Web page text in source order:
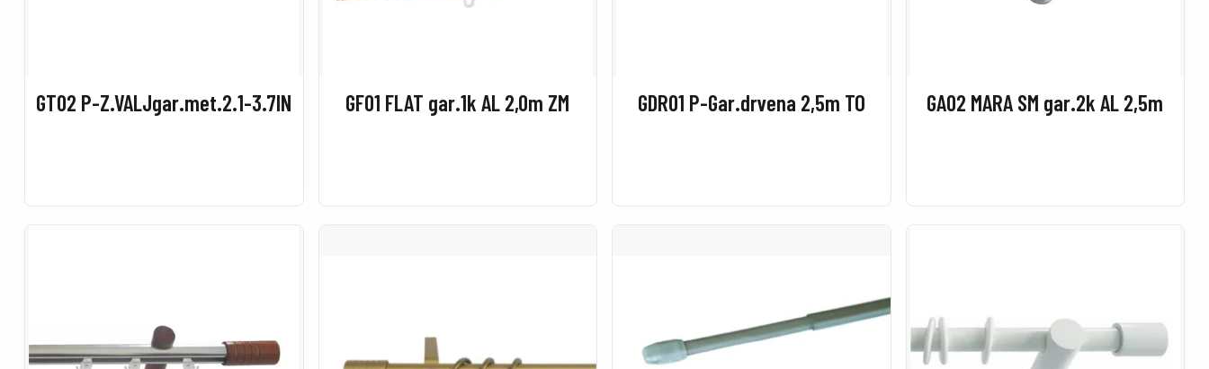
GT02 P-Z.VALJgar.met.2.1-3.7IN GF01 FLAT gar.1k AL 2,0m ZM GDR01 P-Gar.drvena 2,5m TO GA02 MARA SM gar.2k AL 2,5m